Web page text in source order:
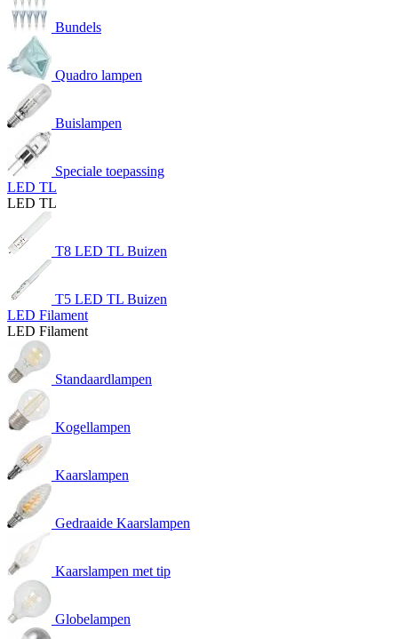
Bundels
Quadro lampen
Buislampen
Speciale toepassing
LED TL
LED TL
T8 LED TL Buizen
T5 LED TL Buizen
LED Filament
LED Filament
Standaardlampen
Kogellampen
Kaarslampen
Gedraaide Kaarslampen
Kaarslampen met tip
Globelampen